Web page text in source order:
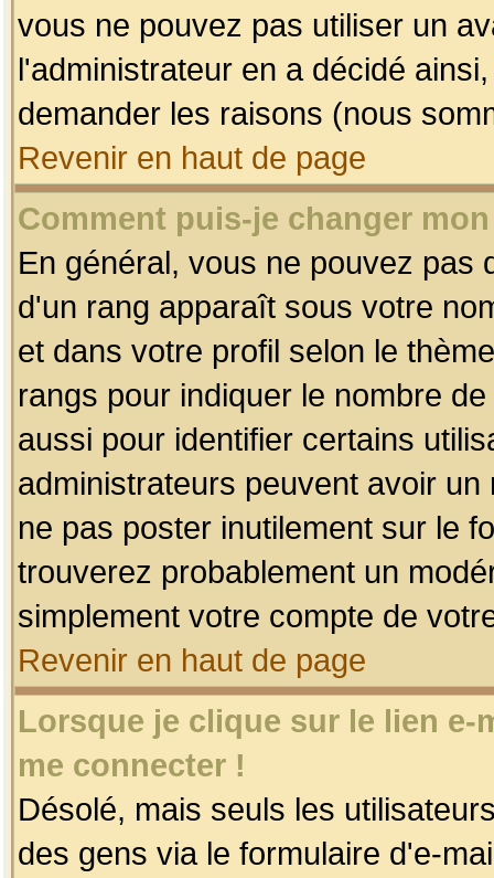
vous ne pouvez pas utiliser un
l'administrateur en a décidé
demander les raisons (nous
Revenir en haut de page
Comment puis-je changer
En général, vous ne pouvez pas
d'un rang apparaît sous votre
et dans votre profil selon le
rangs pour indiquer le nombre
aussi pour identifier certains
administrateurs peuvent avoir
ne pas poster inutilement sur le
trouverez probablement un
simplement votre compte de
Revenir en haut de page
Lorsque je clique sur le lien
me connecter !
Désolé, mais seuls les
des gens via le formulaire d'e-